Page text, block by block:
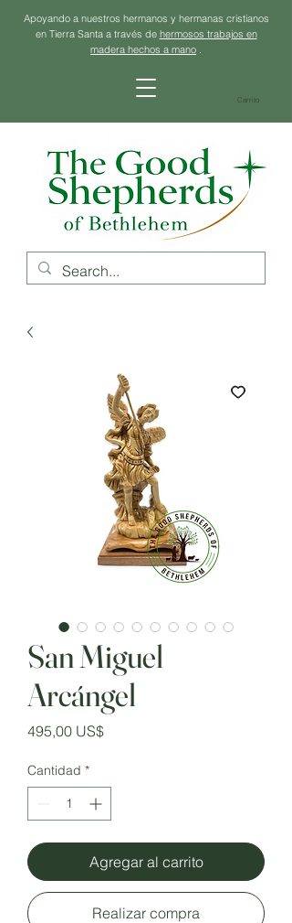
Apoyando a nuestros hermanos y hermanas cristianos
en Tierra Santa a través de hermosos trabajos en
madera hechos a mano .
Carrito
San Miguel
Arcángel
495,00 US$Precio
Cantidad *
Agregar al carrito
Realizar compra